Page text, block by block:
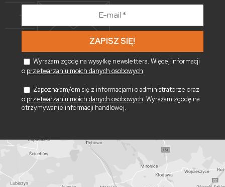
*
Wyrażam zgodę na wysyłkę newslettera. Więcej informacji
o przetwarzaniu moich danych osobowych
Zapoznałam/em się z informacjami o administratorze oraz
o przetwarzaniu moich danych osobowych. Wyrażam zgodę na
otrzymywanie informacji handlowej.